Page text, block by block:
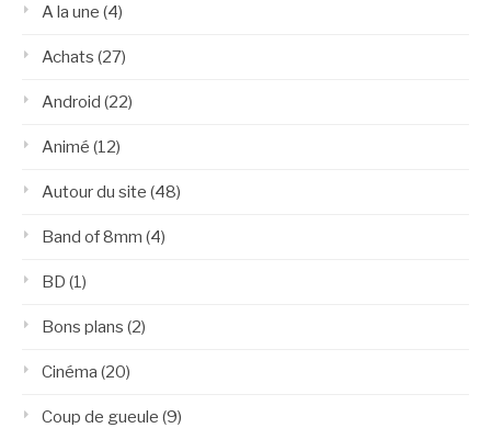
A la une (4)
Achats (27)
Android (22)
Animé (12)
Autour du site (48)
Band of 8mm (4)
BD (1)
Bons plans (2)
Cinéma (20)
Coup de gueule (9)